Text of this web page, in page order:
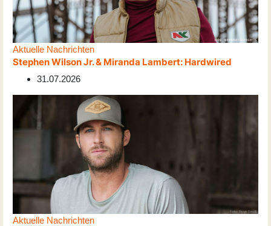
Aktuelle Nachrichten
Stephen Wilson Jr. & Miranda Lambert: Hardwired
31.07.2026
Aktuelle Nachrichten